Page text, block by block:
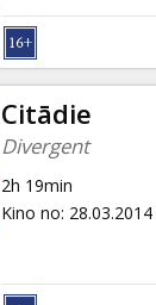
Citādie
Divergent
2h 19min
Kino no: 28.03.2014